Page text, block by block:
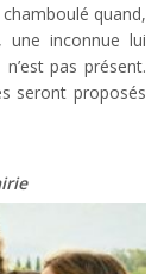
quand,
une inconnue lui
pas présent.
seront proposés